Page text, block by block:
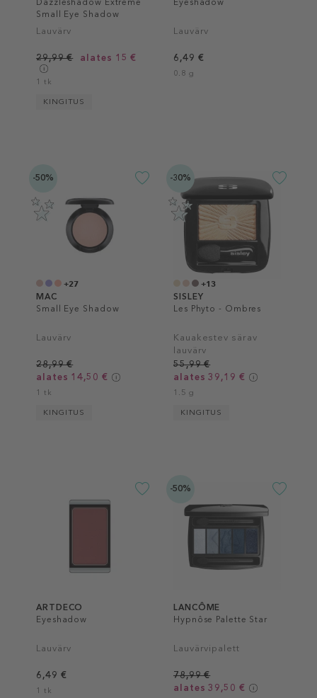
Dazzleshadow Extreme
Small Eye Shadow
Lauvärv
29,99 € alates 15 €
1 tk
KINGITUS
Eyeshadow
Lauvärv
6,49 €
0.8 g
-50%
+27
MAC
Small Eye Shadow
Lauvärv
28,99 €
alates 14,50 €
1 tk
KINGITUS
-30%
+13
SISLEY
Les Phyto - Ombres
Kauakestev särav
lauvärv
55,99 €
alates 39,19 €
1.5 g
KINGITUS
ARTDECO
Eyeshadow
Lauvärv
6,49 €
1 tk
-50%
LANCÔME
Hypnôse Palette Star
Lauvärvipalett
78,99 €
alates 39,50 €